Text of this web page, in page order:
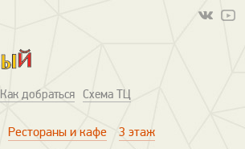
Как добраться Схема ТЦ
Рестораны и кафе
3 этаж